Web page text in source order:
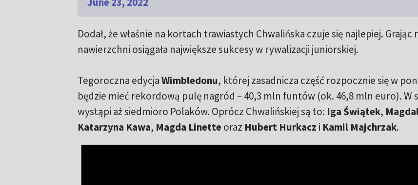
Dodał, że właśnie na kortach trawiastych Chwalińska czuje się najlepiej. Grając
nawierzchni osiągała największe sukcesy w rywalizacji juniorskiej.
Tegoroczna edycjaWimbledonu, której zasadnicza część rozpocznie się w
będzie mieć rekordową pulę nagród – 40,3 mln funtów (ok. 46,8 mln euro). W
wystąpi aż siedmioro Polaków. Oprócz Chwalińskiej są to: Iga Świątek,
Katarzyna Kawa, Magda Linetteoraz Hubert Hurkacz i Kamil Majchrzak.